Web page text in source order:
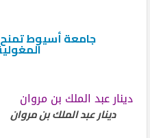
جامعة أسيوط تمنح
دينار عبد الملك بن مروان
دينار عبد الملك بن مروان